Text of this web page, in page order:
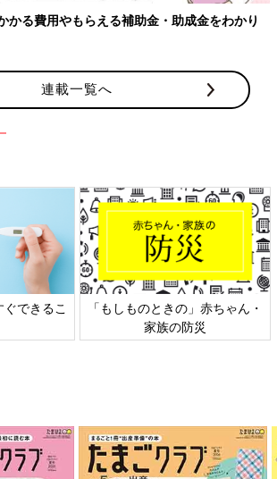
ものも】妊婦の感染症対策、知っておいて！
連載一覧へ
リーフレッ
六星占術 細木かおりさんの人生
相談